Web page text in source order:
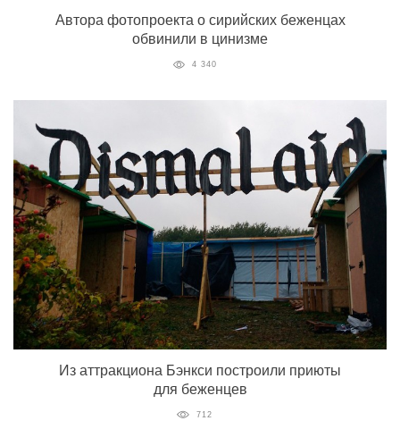
Автора фотопроекта о сирийских беженцах
обвинили в цинизме
4 340
Из аттракциона Бэнкси построили приюты
для беженцев
712